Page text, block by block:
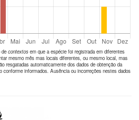
de contextos em que a espécie foi registrada em diferentes
mesmo mês mas locais diferentes, ou mesmo local, mas
resgatadas automaticamente dos dados de obtenção da
conforme informados. Ausência ou incorreções nestes dados